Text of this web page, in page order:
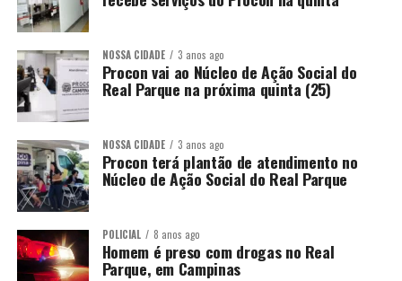
NOSSA CIDADE 3 anos ago
Procon vai ao Núcleo de Ação Social do
Real Parque na próxima quinta (25)
NOSSA CIDADE 3 anos ago
Procon terá plantão de atendimento no
Núcleo de Ação Social do Real Parque
POLICIAL 8 anos ago
Homem é preso com drogas no Real
Parque, em Campinas